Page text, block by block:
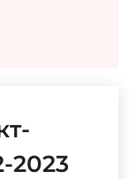
2023